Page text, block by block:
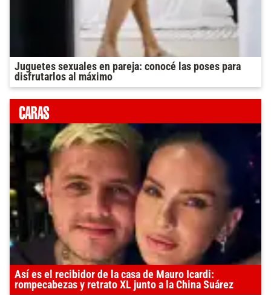
Juguetes sexuales en pareja: conocé las poses para
disfrutarlos al máximo
Así es el recibidor de la casa de Mauro Icardi:
rompecabezas y retrato XL junto a la China Suárez